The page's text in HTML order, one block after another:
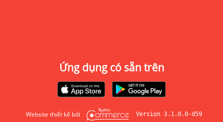
Ứng dụng có sẵn trên
Website thiết kế bởi Version 3.1.0.0-d59